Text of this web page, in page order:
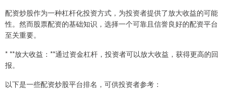
配资炒股作为一种杠杆化投资方式，为投资者提供了放大收益的可能
性。然而股票配资的基础知识，选择一个可靠且信誉良好的配资平台
至关重要。
* **放大收益：**通过资金杠杆，投资者可以放大收益，获得更高的回
报。
以下是一些配资炒股平台排名，可供投资者参考：